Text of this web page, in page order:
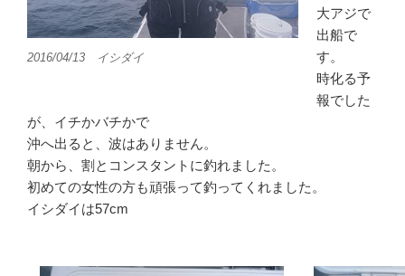
2016/04/13 イシダイ
大アジで
出船で
す。
時化る予
報でした
が、イチかバチかで
沖へ出ると、波はありません。
朝から、割とコンスタントに釣れました。
初めての女性の方も頑張って釣ってくれました。
イシダイは57cm